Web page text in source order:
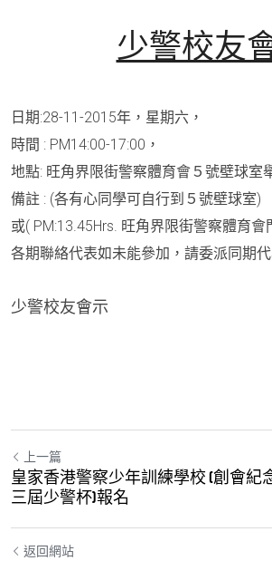
少警校友
日期:28-11-2015年，星期六，
時間 : PM14:00-17:00 ，
地點: 旺角界限街警察體育會５號壁球室
備註 : (各有心同學可自行到５號壁球室)
或( PM:13.45Hrs. 旺角界限街警察體育會
各期聯絡代表如未能參加，請委派同期代
少警校友會示
上一篇
皇家香港警察少年訓練學校 (創會紀
三屆少警杯)報名
返回網站
告和分